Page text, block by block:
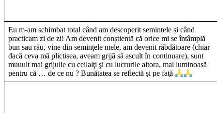
Eu m-am schimbat total când am descoperit semințele și când
practicam zi de zi! Am devenit conștientă că orice mi se întâmplă
bun sau rău, vine din semințele mele, am devenit răbdătoare (chiar
dacă ceva mă plictisea, aveam grijă să ascult în continuare), sunt
muuult mai grijulie cu ceilalţi şi cu lucrurile altora, mai luminoasă
pentru că … de ce nu ? Bunătatea se reflectă şi pe faţă